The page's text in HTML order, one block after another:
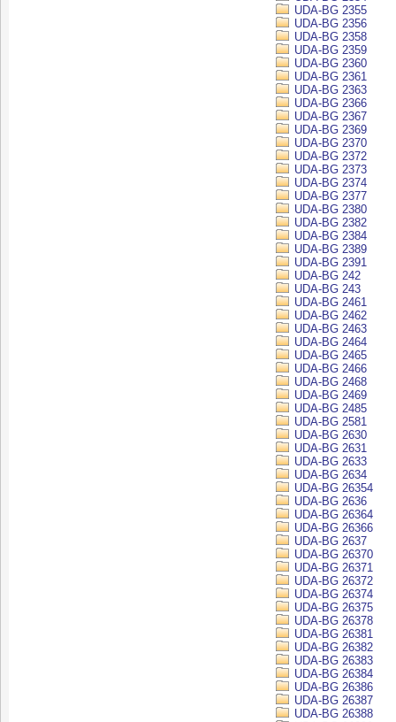
UDA-BG 2355
UDA-BG 2356
UDA-BG 2358
UDA-BG 2359
UDA-BG 2360
UDA-BG 2361
UDA-BG 2363
UDA-BG 2366
UDA-BG 2367
UDA-BG 2369
UDA-BG 2370
UDA-BG 2372
UDA-BG 2373
UDA-BG 2374
UDA-BG 2377
UDA-BG 2380
UDA-BG 2382
UDA-BG 2384
UDA-BG 2389
UDA-BG 2391
UDA-BG 242
UDA-BG 243
UDA-BG 2461
UDA-BG 2462
UDA-BG 2463
UDA-BG 2464
UDA-BG 2465
UDA-BG 2466
UDA-BG 2468
UDA-BG 2469
UDA-BG 2485
UDA-BG 2581
UDA-BG 2630
UDA-BG 2631
UDA-BG 2633
UDA-BG 2634
UDA-BG 26354
UDA-BG 2636
UDA-BG 26364
UDA-BG 26366
UDA-BG 2637
UDA-BG 26370
UDA-BG 26371
UDA-BG 26372
UDA-BG 26374
UDA-BG 26375
UDA-BG 26378
UDA-BG 26381
UDA-BG 26382
UDA-BG 26383
UDA-BG 26384
UDA-BG 26386
UDA-BG 26387
UDA-BG 26388